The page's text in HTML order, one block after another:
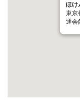
ほけ
東京
通会